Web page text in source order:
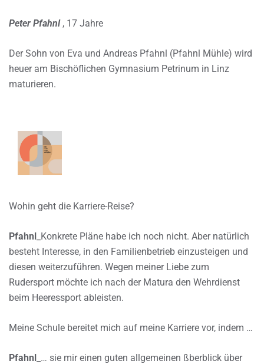
Peter Pfahnl, 17 Jahre
Der Sohn von Eva und Andreas Pfahnl (Pfahnl Mühle) wird
heuer am Bischöflichen Gymnasium Petrinum in Linz
maturieren.
Wohin geht die Karriere-Reise?
Pfahnl _Konkrete Pläne habe ich noch nicht. Aber natürlich
besteht Interesse, in den Familienbetrieb einzusteigen und
diesen weiterzuführen. Wegen meiner Liebe zum
Rudersport möchte ich nach der Matura den Wehrdienst
beim Heeressport ableisten.
Meine Schule bereitet mich auf meine Karriere vor, indem …
Pfahnl _… sie mir einen guten allgemeinen ßberblick über